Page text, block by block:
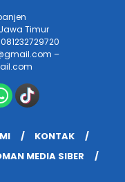
Timur
–
KONTAK
MEDIA SIBER